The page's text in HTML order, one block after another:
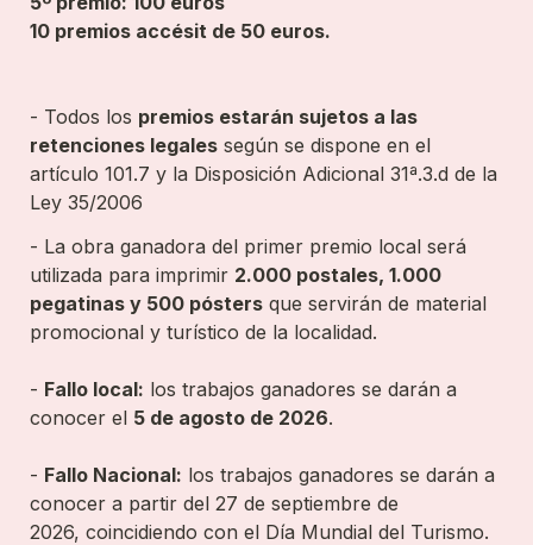
10 premios accésit de 50 euros.
- Todos los premios estarán sujetos a las
retenciones legales según se dispone en el
artículo 101.7 y la Disposición Adicional 31ª.3.d de la
Ley 35/2006
- La obra ganadora del primer premio local será
utilizada para imprimir 2.000 postales, 1.000
pegatinas y 500 pósters que servirán de material
promocional y turístico de la localidad.
- Fallo local: los trabajos ganadores se darán a
conocer el 5 de agosto de 2026.
- Fallo Nacional: los trabajos ganadores se darán a
conocer a partir del 27 de septiembre de
2026, coincidiendo con el Día Mundial del Turismo.